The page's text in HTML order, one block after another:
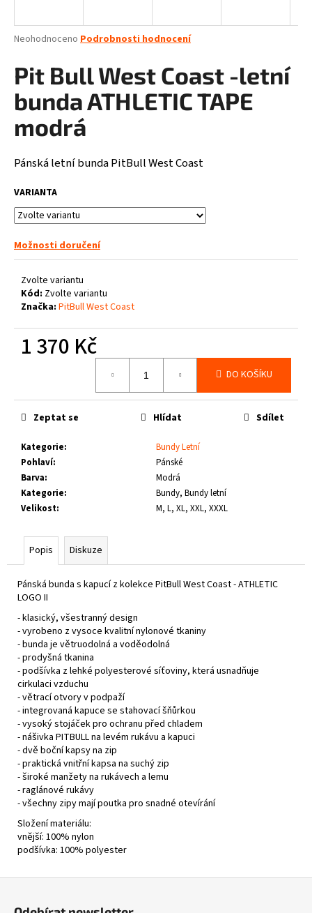
Průměrné
produktu
je
0,0
hvězdiček.
Neohodnoceno Podrobnosti hodnocení
Pit Bull West Coast -letní
bunda ATHLETIC TAPE
modrá
Pánská letní bunda PitBull West Coast
VARIANTA
Možnosti doručení
Zvolte variantu
Kód: Zvolte variantu
Značka: PitBull West Coast
1 370 Kč
DO KOŠÍKU
Kategorie:
Bundy Letní
Pohlaví:
Pánské
Barva:
Modrá
Kategorie:
Bundy, Bundy letní
Velikost: M, L, XL, XXL, XXXL
Zeptat se Hlídat Sdílet
Popis Diskuze
Pánská bunda s kapucí z kolekce PitBull West Coast - ATHLETIC
LOGO II
- klasický, všestranný design
- vyrobeno z vysoce kvalitní nylonové tkaniny
- bunda je větruodolná a voděodolná
- prodyšná tkanina
- podšívka z lehké polyesterové síťoviny, která usnadňuje
cirkulaci vzduchu
- větrací otvory v podpaží
- integrovaná kapuce se stahovací šňůrkou
- vysoký stojáček pro ochranu před chladem
- nášivka PITBULL na levém rukávu a kapuci
- dvě boční kapsy na zip
- praktická vnitřní kapsa na suchý zip
- široké manžety na rukávech a lemu
- raglánové rukávy
- všechny zipy mají poutka pro snadné otevírání
Složení materiálu:
vnější: 100% nylon
podšívka: 100% polyester
j
t
?
HLEDAT
D
o
p
u
u
STEINAR
KOŠILE
VIKE
SCHWARZ
Kč